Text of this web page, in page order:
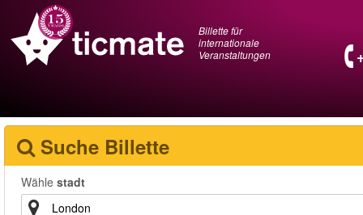
Billette für
internationale
Veranstaltungen
Suche Billette
Wähle stadt